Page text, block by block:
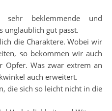
beklemmende und
unglaublich gut passt.
die Charaktere. Wobei wir
so bekommen wir auch
Opfer. Was zwar extrem an
auch erweitert.
die sich so leicht nicht in die